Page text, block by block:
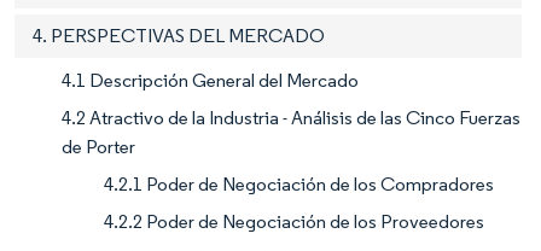
4. PERSPECTIVAS DEL MERCADO
4.1 Descripción General del Mercado
4.2 Atractivo de la Industria - Análisis de las Cinco Fuerzas
de Porter
4.2.1 Poder de Negociación de los Compradores
4.2.2 Poder de Negociación de los Proveedores